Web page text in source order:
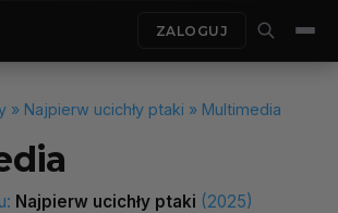
ZALOGUJ
» Najpierw ucichły ptaki » Multimedia
Najpierw ucichły ptaki (2025)